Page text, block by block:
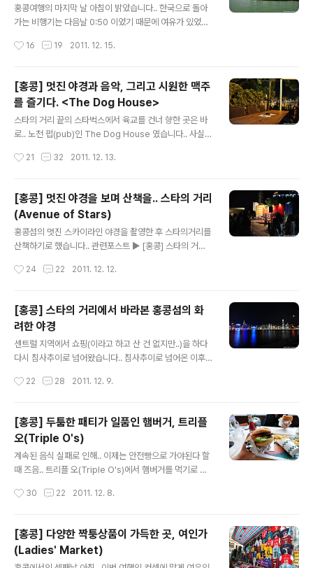
점심메뉴가 HK$98이라고 착각을 했던..;; 알고보니 메인
메뉴가 뭐냐에 따라 가격이 달라지고 있었습니다.. 뭐.. 분
지만.. 암튼.. 에피타이저는 샐러드로 하고.. 음료는..
홍콩여행의 마지막 날 아침이 밝았습니다.. 한국으로 돌아
가는 비행기는 다음날 0:50 이었기 때문에 여유가 있었
크아웃을 하고 짐을 맡긴 후.. 일단은 나가보기로 했습니
가.. 푸드코트에서 도시락을 사고 바깥 풍경을 보며 먹기로
했어요.. 뭐.. 식당에서 먹는것도 좋지만.. 날씨도 좋겠다..
공원 같은데서 먹는것도 나쁘지 않겠다 싶었거든요..ㅋㅋ
날씨가 맑아서 좋긴한데.. 좀 더워서..;; 초밥 도시락이 금새
상하는거 아닌가 걱정이 되긴했는데.. 뭐.. 맛나게 잘 먹었
홍콩의 모습을 담기로 했습니다.. 스타페리와도 곧 이별이
16 19 2011. 12. 15.
[홍콩] 멋진 야경과 음악, 그리고 시원한 맥주
를 즐기다. <The Dog House>
스타의 거리 끝의 스타벅스에서 육교를 건너 향한 곳은 바
로.. 노천 펍(pub)인 The Dog House 였습니다.. 사실
발견하고 한번 가보자 했었죠.. 육교를 건너오면 이렇게 공
가는 엘리베이터가 있습니다.. 그렇게 내려가서 도로변을
향해 가다보면.. 노천펍을 하나 발견하게 되는데 그 곳이 바
로 The Dog House입니다.. 위치는 마지막에 구글맵을
링크 시켜놓을테니 참고하세요..^^ 이 곳은 야경과 함께 밴
드의 음악과 시원한 맥주 한잔을 즐기기에 좋은 곳입니다..
가) 호텔 같더라구요.. 문제는 밤에 음악이 계속 나오는데..
21 32 2011. 12. 13.
[홍콩] 멋진 야경을 보며 산책을.. 스타의 거리
(Avenue of Stars)
홍콩섬의 멋진 스카이라인 야경을 촬영한 후 스타의거리를
산책하기로 했습니다.. 관련포스트 ▶ [홍콩] 스타의 거리
가 계속 음악을 연주하나 싶었는데.. 이런 공연을 하고 있었
할까요.. (알고보니 유명한 분들이라면.. 죄송..;;) 스타의 거
리니 당연히 영화와 관련된 전시물들이 전시되어 있습니
다.. 홍콩은 영화로도 유명하니까요..^^ 낮에 비하면 덥지도
않겠다, 멋진 야경도 볼 수 있겠다.. 정말 많은 사람들이 스
타의 거리를 산책하고 있었습니다.. 우리 동네에 이런 멋진
것 같네요..ㅋㅋ 수많은 사람들이 인증샷을 남기던 곳.. 스
24 22 2011. 12. 12.
[홍콩] 스타의 거리에서 바라본 홍콩섬의 화
려한 야경
센트럴 지역에서 쇼핑(이라고 하고 산 건 없지만..)을 하다
다시 침사추이로 넘어왔습니다.. 침사추이로 넘어온 이후
죠..(괜찮으면 비싸거나 사이즈가 없거나.. 힝..ㅜ.ㅜ) 뭐.. 제
야경을 담으러 간다는 생각에 마냥 좋았죠..(단순하죠?ㅋ
ㅋ) 홍콩의 멋진 야경을 담을 수 있는 포인트는 크게 2곳이
라 할 수 있겠네요.. 하나는 저번에 포스팅 했던 관련포스트
▶ [홍콩] 빅토리아피크에서 바라보는 홍콩의 백만불짜리
야경 다른 하나는 침사추이의 입니다.. 빅토리아 피크가 위
야경은 홍콩의 스카이라인을 제대로 즐길 수 있다는 것이
22 28 2011. 12. 9.
[홍콩] 두툼한 패티가 일품인 햄버거, 트리플
오(Triple O's)
계속된 음식 실패로 인해.. 이제는 안전빵으로 가야된다 할
때 즈음.. 트리플 오(Triple O's)에서 햄버거를 먹기로 했
치한 트리플 오를 찾았습니다.. (센트럴 익스체인지 스퀘어
여기를 찾는데도 고생을..;; 더위에 지치니 뵈는게 없더라구
요..-_-;;ㅋㅋ 암튼.. 우여곡절 끝에 트리플 오를 찾았는데..
원래는 캐나다 브랜드라고 하네요.. 여기서 또 드는 생각
30 22 2011. 12. 8.
[홍콩] 다양한 짝퉁상품이 가득한 곳, 여인가
(Ladies' Market)